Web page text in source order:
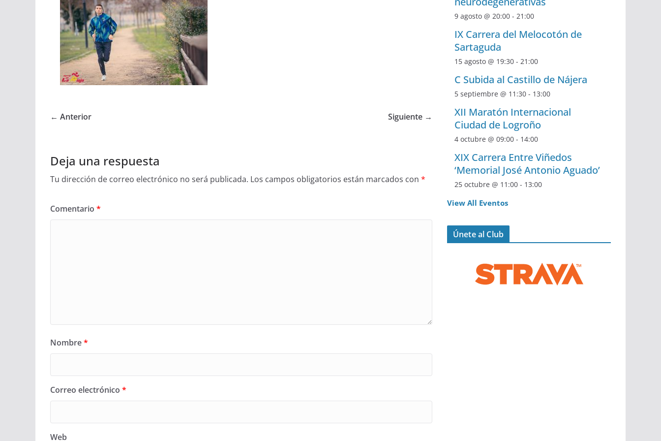
← Anterior Siguiente →
Deja una respuesta
Tu dirección de correo electrónico no será publicada. Los campos obligatorios están marcados con *
Comentario *
Nombre*
Correo electrónico *
Web
9 agosto @ 20:00 - 21:00
IX Carrera del Melocotón de
Sartaguda
15 agosto @ 19:30 - 21:00
C Subida al Castillo de Nájera
5 septiembre @ 11:30 - 13:00
XII Maratón Internacional
Ciudad de Logroño
4 octubre @ 09:00 - 14:00
XIX Carrera Entre Viñedos
‘Memorial José Antonio Aguado’
25 octubre @ 11:00 - 13:00
View All Eventos
Únete al Club